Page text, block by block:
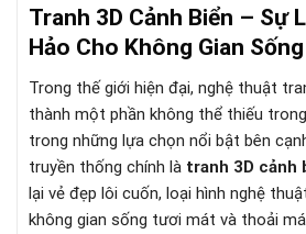
Tranh 3D Cảnh Biển – Sự
Hảo Cho Không Gian Sống
Trong thế giới hiện đại, nghệ thuật
thành một phần không thể thiếu
trong những lựa chọn nổi bật bên
truyền thống chính là tranh 3D cảnh
lại vẻ đẹp lôi cuốn, loại hình nghệ
không gian sống tươi mát và thoải